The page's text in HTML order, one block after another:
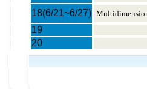
18(6/21~6/27)
19
20